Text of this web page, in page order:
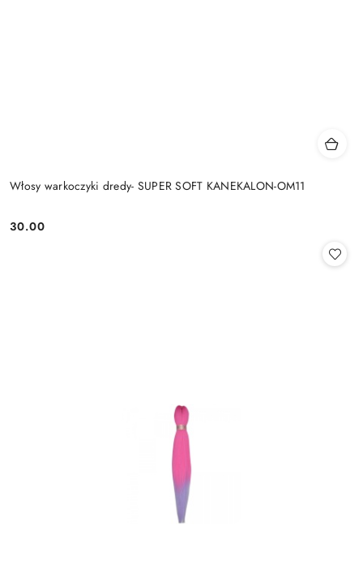
Włosy warkoczyki dredy- SUPER SOFT KANEKALON-OM11
Cena:
30.00